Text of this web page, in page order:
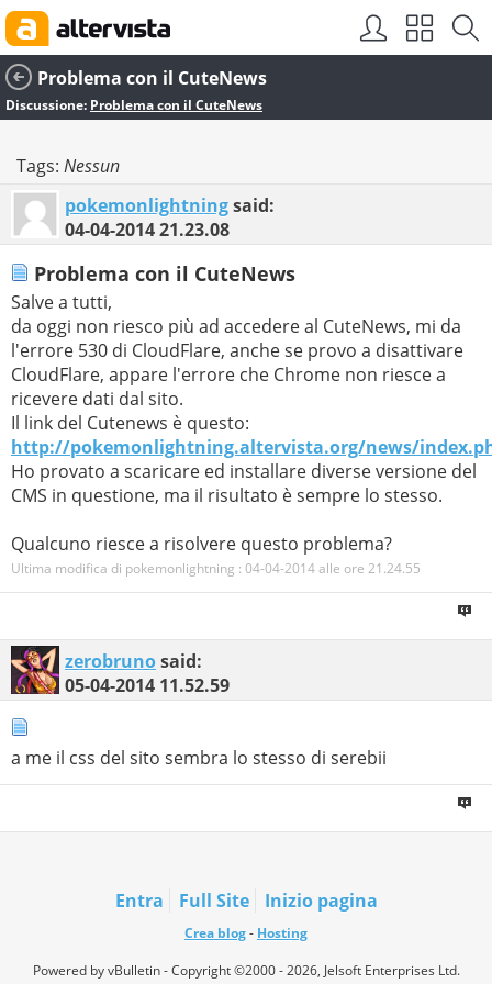
Problema con il CuteNews
Discussione: Problema con il CuteNews
Tags: Nessun
pokemonlightningsaid:
04-04-201421.23.08
Problema con il CuteNews
Salve a tutti,
da oggi non riesco più ad accedere al CuteNews, mi da
l'errore 530 di CloudFlare, anche se provo a disattivare
CloudFlare, appare l'errore che Chrome non riesce a
ricevere dati dal sito.
Il link del Cutenews è questo:
http://pokemonlightning.altervista.org/news/
Ho provato a scaricare ed installare diverse versione del
CMS in questione, ma il risultato è sempre lo stesso.
Qualcuno riesce a risolvere questo problema?
Ultima modifica di pokemonlightning : 04-04-2014 alle ore 21.24.55
zerobrunosaid:
05-04-2014 11.52.59
a me il css del sito sembra lo stesso di serebii
Entra Full Site Inizio pagina
Crea blog- Hosting
Powered by vBulletin - Copyright ©2000 - 2026, Jelsoft Enterprises Ltd.